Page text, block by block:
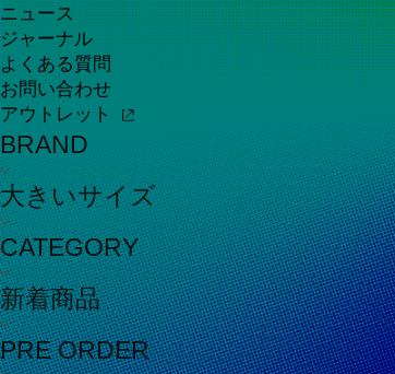
ニュース
ジャーナル
よくある質問
お問い合わせ
アウトレット
BRAND
大きいサイズ
CATEGORY
新着商品
PRE ORDER